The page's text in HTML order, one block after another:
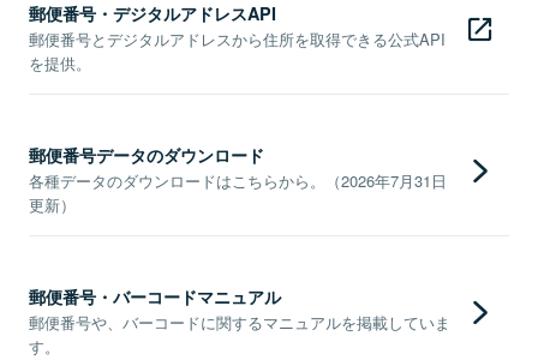
郵便番号・デジタルアドレスAPI
郵便番号とデジタルアドレスから住所を取得できる公式API
を提供。
郵便番号データのダウンロード
各種データのダウンロードはこちらから。（2026年7月31日
更新）
郵便番号・バーコードマニュアル
郵便番号や、バーコードに関するマニュアルを掲載していま
す。